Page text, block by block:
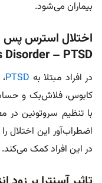
بیماران می‌شود.
– PTSD)
در افراد مبتلا به PTSD
کابوس، فلاش‌بک و
با تنظیم سروتونین
اضطراب‌آور این اختلال
در این افراد کمک می‌کند.